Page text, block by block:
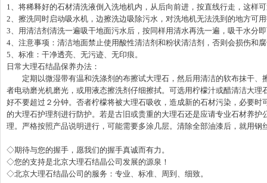
1、将稀释好的石材清洗液倒入洗地机内，从后向前进，按直线行走，这样
2、擦洗同时启动吸水机，边擦洗边吸除污水，对洗地机无法洗到的地方可
3、用清洁剂清洗一遍吸干地面污水后，按同样用清水再洗一遍，吸干水分
4、注意事项：清洁地面禁止使用酸性清洁剂和粉状清洁剂，否则会损伤和
5、标准：干净透亮、无污迹、无印痕。
日常大理石结晶保养办法：
定期以微湿带有温和洗涤剂的布擦试大理石，然后用清洁的软布抹干、
者电动磨光机磨光，或用液态擦洗剂仔细擦拭。可选用柠檬汁或醋清洁大
好不要超过２分钟。否者柠檬将被大理石吸收，造成新的石材污染，必要
的大理石护理剂进行防护。若是古旧或贵重的大理石还是应请专业石材养
理。严格按照产品说明进行，可能需要多涂几层。清除全部油漆后，就用钢
◇期待与您的握手，愿我们的握手真诚而有力。
◇您的支持是北京大理石结晶公司发展的源泉！
◇北京大理石结晶公司的服务：专业、标准、周到、细致。